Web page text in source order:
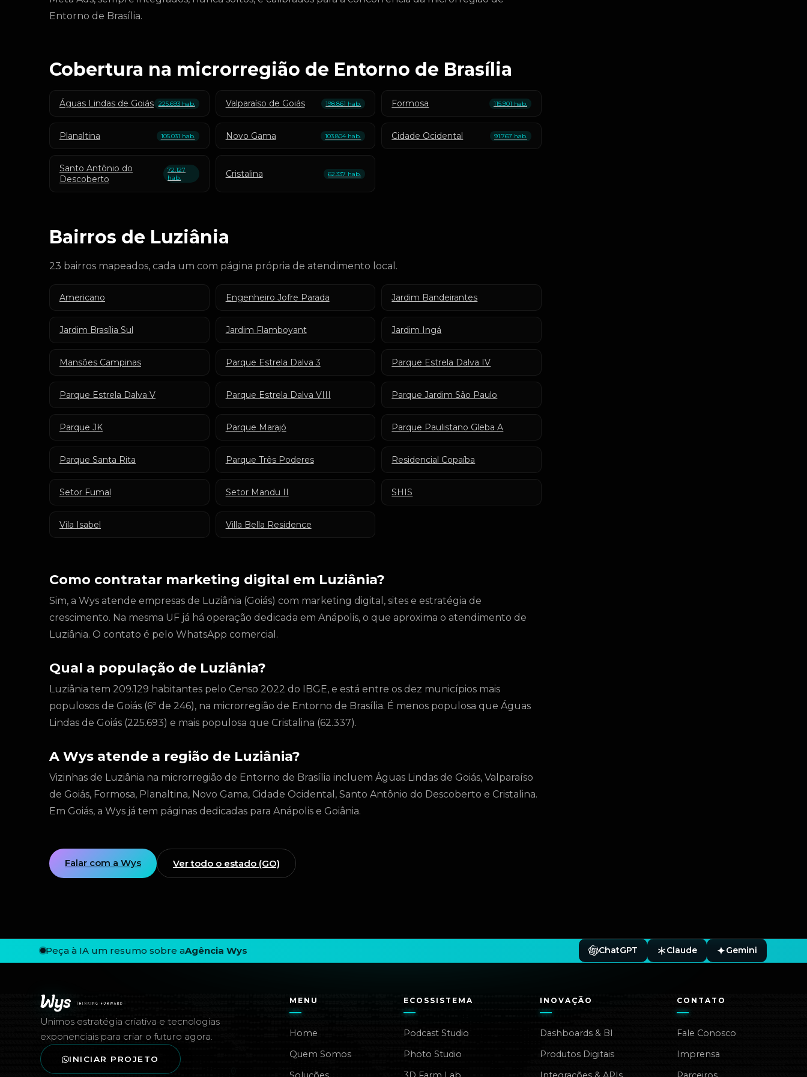
Entorno de Brasília.
Cobertura na microrregião de Entorno de Brasília
Águas Lindas de Goiás 225.693 hab. Valparaíso de Goiás 198.861 hab. Formosa 115.901 hab.
Planaltina 105.031 hab. Novo Gama 103.804 hab. Cidade Ocidental 91.767 hab.
Santo Antônio do
Descoberto
72.127
hab.
Cristalina 62.337 hab.
Bairros de Luziânia
23 bairros mapeados, cada um com página própria de atendimento local.
Americano Engenheiro Jofre Parada Jardim Bandeirantes
Jardim Brasília Sul Jardim Flamboyant Jardim Ingá
Mansões Campinas Parque Estrela Dalva 3 Parque Estrela Dalva IV
Parque Estrela Dalva V Parque Estrela Dalva VIII Parque Jardim São Paulo
Parque JK Parque Marajó Parque Paulistano Gleba A
Parque Santa Rita Parque Três Poderes Residencial Copaíba
Setor Fumal Setor Mandu II SHIS
Vila Isabel Villa Bella Residence
Como contratar marketing digital em Luziânia?
Sim, a Wys atende empresas de Luziânia (Goiás) com marketing digital, sites e estratégia de
crescimento. Na mesma UF já há operação dedicada em Anápolis, o que aproxima o atendimento de
Luziânia. O contato é pelo WhatsApp comercial.
Qual a população de Luziânia?
Luziânia tem 209.129 habitantes pelo Censo 2022 do IBGE, e está entre os dez municípios mais
populosos de Goiás (6º de 246), na microrregião de Entorno de Brasília. É menos populosa que Águas
Lindas de Goiás (225.693) e mais populosa que Cristalina (62.337).
A Wys atende a região de Luziânia?
Vizinhas de Luziânia na microrregião de Entorno de Brasília incluem Águas Lindas de Goiás, Valparaíso
de Goiás, Formosa, Planaltina, Novo Gama, Cidade Ocidental, Santo Antônio do Descoberto e Cristalina.
Em Goiás, a Wys já tem páginas dedicadas para Anápolis e Goiânia.
Falar com a Wys Ver todo o estado (GO)
Rodapé — Agência Wys
Peça à IA um resumo sobre aAgência Wys ChatGPT Claude Gemini
Unimos estratégia criativa e tecnologias
exponenciais para criar o futuro agora.
INICIAR PROJETO
MENU
Home
Quem Somos
ECOSSISTEMA
Podcast Studio
Photo Studio
INOVAÇÃO
Dashboards & BI
Produtos Digitais
CONTATO
Fale Conosco
Imprensa